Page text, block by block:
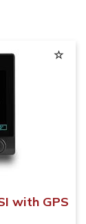
with GPS